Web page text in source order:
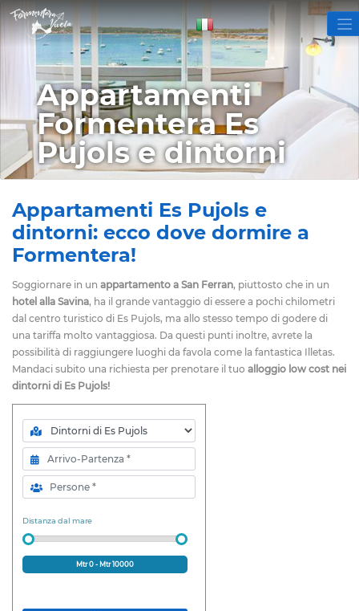
Appartamenti
Formentera Es
Pujols e dintorni
Appartamenti Es Pujols e
dintorni: ecco dove dormire a
Formentera!
Soggiornare in un appartamento a San Ferran, piuttosto che in un
hotel alla Savina, ha il grande vantaggio di essere a pochi chilometri
dal centro turistico di Es Pujols, ma allo stesso tempo di godere di
una tariffa molto vantaggiosa. Da questi punti inoltre, avrete la
possibilità di raggiungere luoghi da favola come la fantastica Illetas.
Mandaci subito una richiesta per prenotare il tuo alloggio low cost nei
dintorni di Es Pujols!
Zona
Arrivo-Partenza
Persone
Distanza dal mare
Mtr0- Mtr10000